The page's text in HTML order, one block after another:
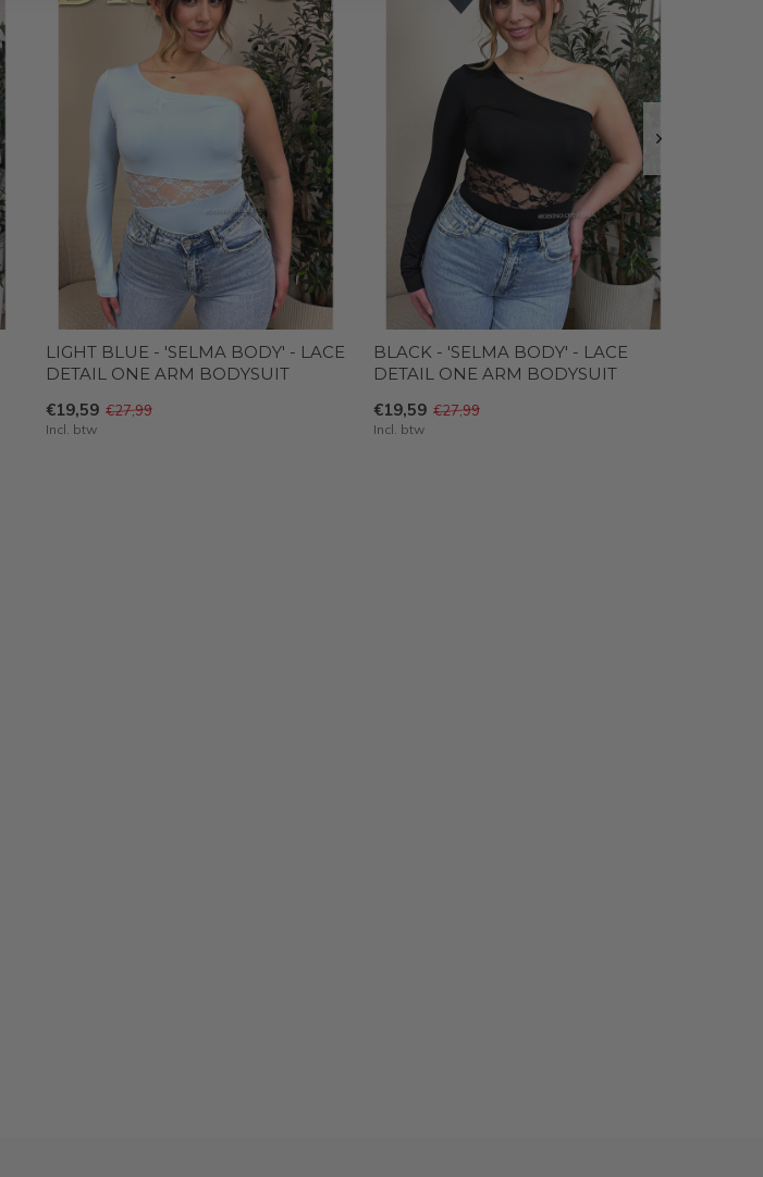
LIGHT BLUE - 'SELMA BODY' - LACE
DETAIL ONE ARM BODYSUIT
€19,59 €27,99
Incl. btw
BLACK - 'SELMA BODY' - LACE
DETAIL ONE ARM BODYSUIT
€19,59 €27,99
Incl. btw